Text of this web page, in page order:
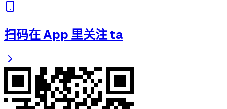
扫码在 App 里关注 ta